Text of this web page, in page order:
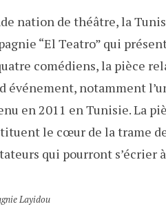
nation de théâtre, la
“El Teatro” qui
comédiens, la pièce
événement, notamment
en 2011 en Tunisie. La
le cœur de la trame
qui pourront s’écrier
Layidou